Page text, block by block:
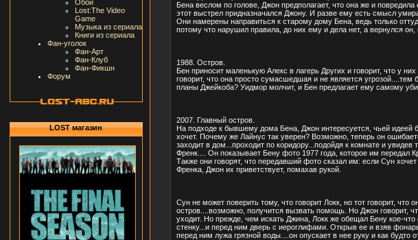
Обои
Lost:The Video
Game
Музыка из сериала
Книги из сериала
Фан-уголок
Фан-Арт
Фан-Клуб
Фан-Фикшн
Форум
LOST магазин
Бена веслом по голове, Джон предполагает, что она же и
этот выстрел придназначался Джону. И разве ему есть смысл
Они намерены направиться к старому дому Бена, ведь только
потому что нарушил правила, до них ему и дела нет, а вернулся он,
1988. Остров.
Бен приносит маленькую Алекс в лагерь Других и говорит, что у
говорит, что она просто сумасшедшая и не является
планы Джейкоба? Уидмор молчит, и Бен предлагает ему самому
2007. Главный остров.
На подходе к бывшему дома Бена, Джон интересуется, чьей идеей
хочет. Почему же Лайнус так уверен? Возможно, теперь он
заходит в дом...проходит по коридору...подойдя к комнате и
Френк.... Он показывает Бену фото 1977 года, которое им передал
Также они говорят, что передавший фото сказал им: если Сун
Френка, Джон их приветствует, помахав рукой.
Сун не может поверить тому, что говорит Локк, но тот говорит,
остров....возможно, получится вызвать помощь. Но Джон говорит,
уходит. Но прежде, чем искать Джина, Локк же обещал Бену кое-
стенку...и перед ним дверь с иероглифами. Открыв ее и взяв
перед ним лужа грязной воды....он опускает в нее руку и как будто